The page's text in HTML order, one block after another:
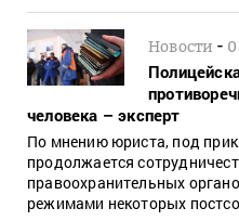
Новости -
человека – эксперт
По мнению юриста, под
продолжается
правоохранительных
режимами некоторых